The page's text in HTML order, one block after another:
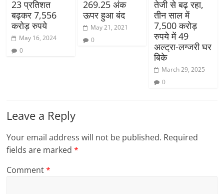
23 प्रतिशत
बढ़कर 7,556
करोड़ रुपये
May 16, 2024
0
269.25 अंक
ऊपर हुआ बंद
May 21, 2021
0
तेजी से बढ़ रहा,
तीन साल में
7,500 करोड़
रुपये में 49
अल्ट्रा-लग्जरी घर
बिके
March 29, 2025
0
Leave a Reply
Your email address will not be published. Required
fields are marked*
Comment*